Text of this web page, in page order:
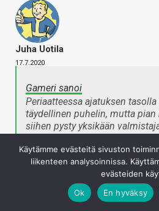
Juha Uotila
17.7.2020
Gameri sanoi
Periaatteessa ajatuksen
täydellinen puhelin, mutta
siihen pysty yksikään
ja se näkyy viimeistellyimpänä
kuluttajayställisimpänä
hartaasti samaa muilta, koska
Napsauta laajentaaksesi…
Käytämme evästeitä sivuston
liikenteen analysoinnissa.
evästeiden
Ok
En hyväksy